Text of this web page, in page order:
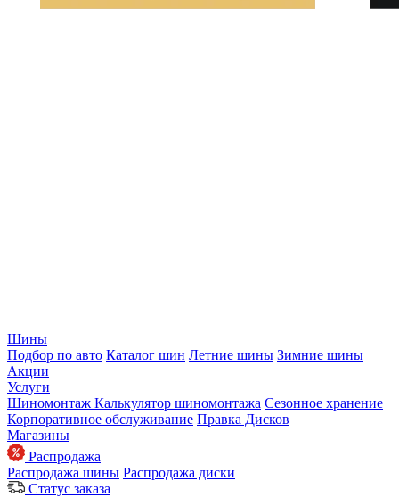
Шины
Подбор по авто Каталог шин Летние шины Зимние шины
Акции
Услуги
Шиномонтаж Калькулятор шиномонтажа Сезонное хранение
Корпоративное обслуживание Правка Дисков
Магазины
Распродажа
Распродажа шины Распродажа диски
Статус заказа